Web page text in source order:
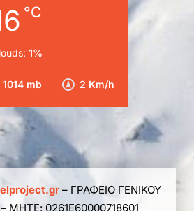
°C
1014 mb 2 Km/h
1%
– ΓΡΑΦΕΙΟ ΓΕΝΙΚΟΥ
ΜΗΤΕ: 0261Ε60000718601